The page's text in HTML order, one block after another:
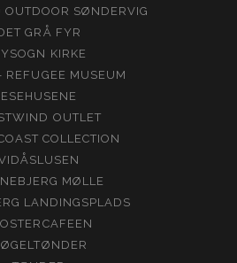
SØNDERVIG
GRÅ FYR
KIRKE
REFUGEE MUSEUM
ESEHUSENE
OUTLET
COLLECTION
MØLLE
LANDINGSPLADS